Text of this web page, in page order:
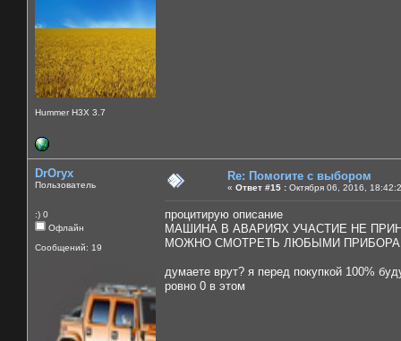
Hummer H3X 3.7
DrOryx
Пользователь
:) 0
Офлайн
Сообщений: 19
Re: Помогите с выбором
« Ответ #15 : Октября 06, 2016,
процитирую описание
МАШИНА В АВАРИЯХ УЧАСТИЕ НЕ
МОЖНО СМОТРЕТЬ ЛЮБЫМИ
думаете врут? я перед покупкой 100%
ровно 0 в этом